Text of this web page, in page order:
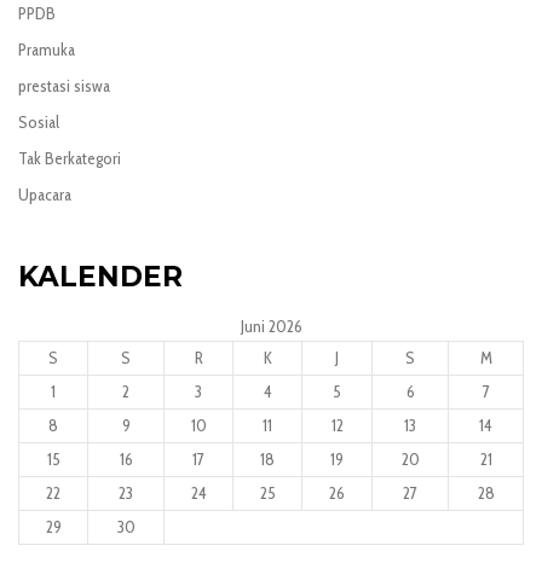
PPDB
Pramuka
prestasi siswa
Sosial
Tak Berkategori
Upacara
KALENDER
Juni 2026
S
S R K J S
M
1
2 3 4 5 6
7
8
9 10 11 12 13
14
15
16 17 18 19 20
21
22
23 24 25 26 27
28
29
30